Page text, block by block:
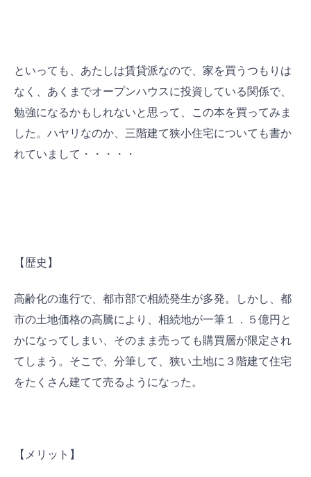
といっても、あたしは賃貸派なので、家を買うつもりは
なく、あくまでオープンハウスに投資している関係で、
勉強になるかもしれないと思って、この本を買ってみま
した。ハヤリなのか、三階建て狭小住宅についても書か
れていまして・・・・・
【歴史】
高齢化の進行で、都市部で相続発生が多発。しかし、都
市の土地価格の高騰により、相続地が一筆１．５億円と
かになってしまい、そのまま売っても購買層が限定され
てしまう。そこで、分筆して、狭い土地に３階建て住宅
をたくさん建てて売るようになった。
【メリット】